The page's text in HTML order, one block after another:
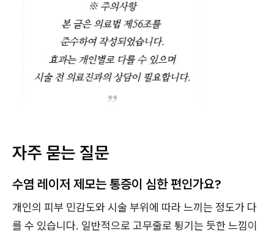
자주 묻는 질문
수염 레이저 제모는 통증이 심한 편인가요?
개인의 피부 민감도와 시술 부위에 따라 느끼는 정도가 다
를 수 있습니다. 일반적으로 고무줄로 튕기는 듯한 느낌이